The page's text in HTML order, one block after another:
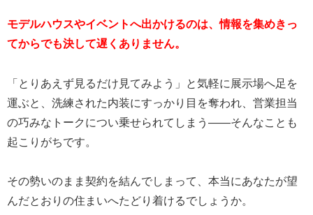
モデルハウスやイベントへ出かけるのは、情報を集めきっ
てからでも決して遅くありません。
「とりあえず見るだけ見てみよう」と気軽に展示場へ足を
運ぶと、洗練された内装にすっかり目を奪われ、営業担当
の巧みなトークについ乗せられてしまう——そんなことも
起こりがちです。
その勢いのまま契約を結んでしまって、本当にあなたが望
んだとおりの住まいへたどり着けるでしょうか。